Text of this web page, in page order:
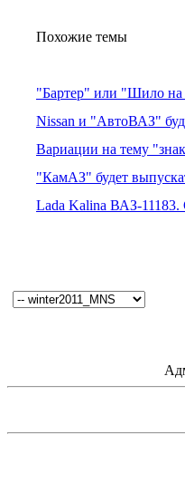
Похожие темы
"Бартер" или "Шило
Nissan и "АвтоВАЗ"
Вариации на тему
"КамАЗ" будет
Lada Kalina ВАЗ-